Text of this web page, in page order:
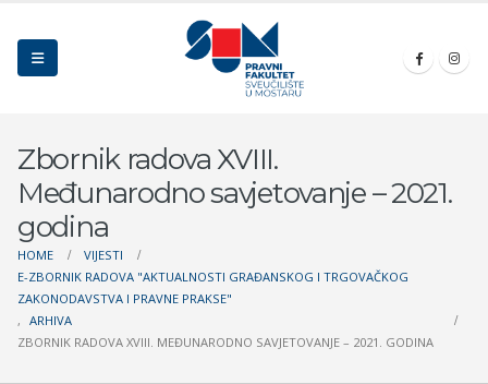
Zbornik radova XVIII.
Međunarodno savjetovanje – 2021.
godina
HOME
VIJESTI
E-ZBORNIK RADOVA "AKTUALNOSTI GRAĐANSKOG I TRGOVAČKOG
ZAKONODAVSTVA I PRAVNE PRAKSE"
, ARHIVA
ZBORNIK RADOVA XVIII. MEĐUNARODNO SAVJETOVANJE – 2021. GODINA